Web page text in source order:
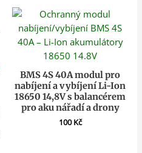
BMS 4S 40A modul pro
nabíjení a vybíjení Li-Ion
18650 14,8V s balancérem
pro aku nářadí a drony
100Kč